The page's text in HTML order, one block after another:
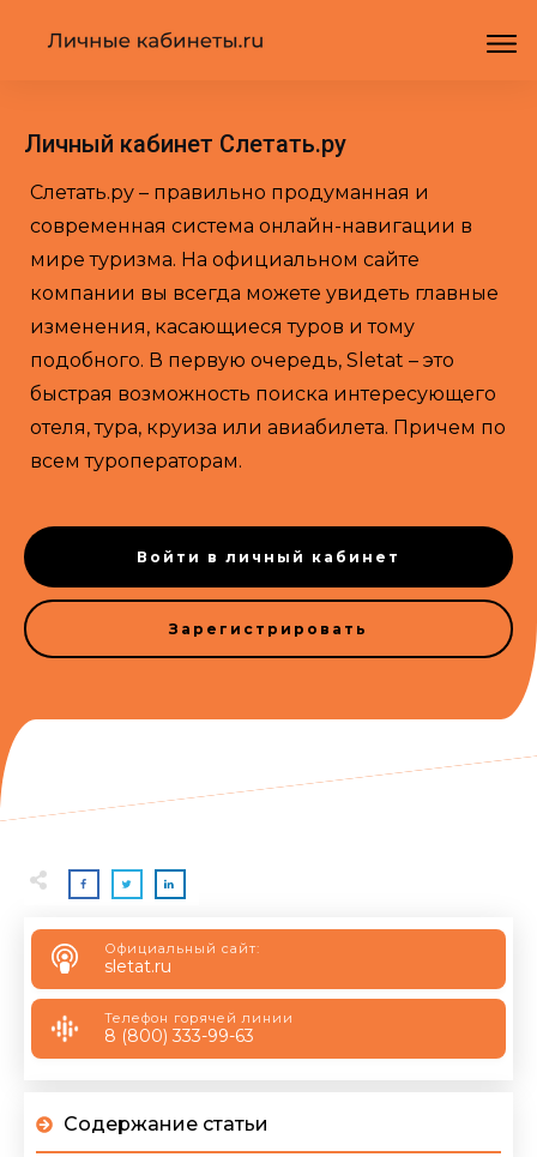
Личный кабинет Слетать.ру
Слетать.ру – правильно продуманная и
современная система онлайн-навигации в
мире туризма. На официальном сайте
компании вы всегда можете увидеть главные
изменения, касающиеся туров и тому
подобного. В первую очередь, Sletat – это
быстрая возможность поиска интересующего
отеля, тура, круиза или авиабилета. Причем по
всем туроператорам.
Войти в личный кабинет
Зарегистрировать
Официальный сайт:
sletat.ru
Телефон горячей линии
8 (800) 333-99-63
Содержание статьи